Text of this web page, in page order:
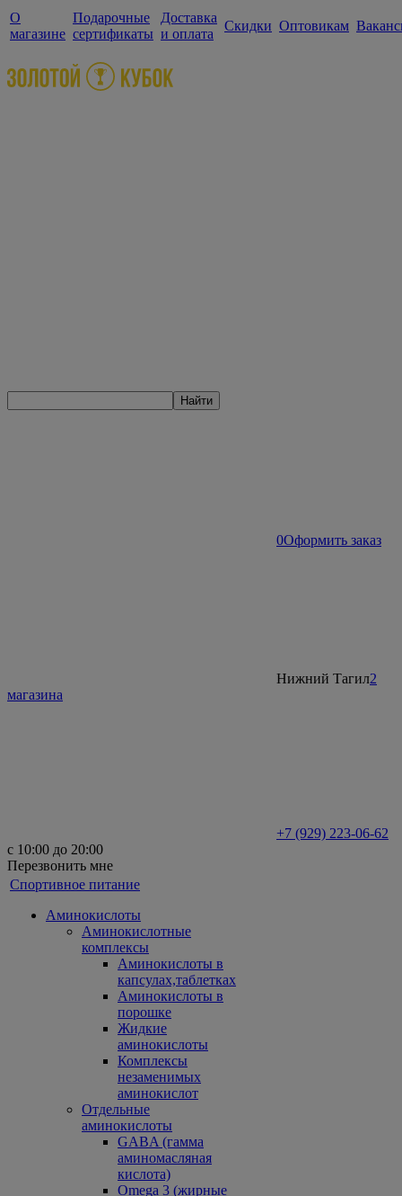
О
магазине
Подарочные
сертификаты
Доставка
и оплата
Скидки Оптовикам
Найти
0Оформить заказ
Нижний Тагил2
магазина
+7 (929) 223-06-62
с 10:00 до 20:00
Перезвонить мне
Спортивное питание
Аминокислоты
Аминокислотные
комплексы
Аминокислоты в
капсулах,таблетках
Аминокислоты в
порошке
Жидкие
аминокислоты
Комплексы
незаменимых
аминокислот
Отдельные
аминокислоты
GABA (гамма
аминомасляная
кислота)
Omega 3 (жирные